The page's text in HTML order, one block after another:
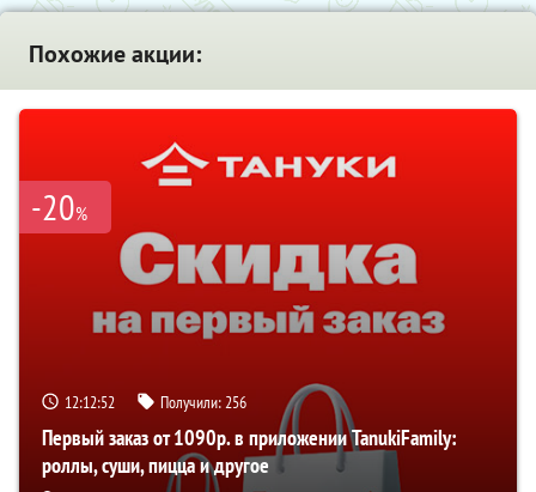
Похожие акции:
-20%
12:12:51 Получили:256
Первый заказ от 1090р. в приложении TanukiFamily:
роллы, суши, пицца и другое